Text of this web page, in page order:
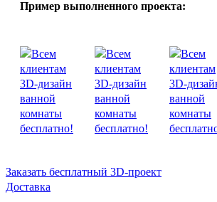
Пример выполненного проекта:
Заказать бесплатный 3D-проект
Доставка